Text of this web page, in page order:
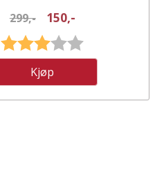
299,-
150,-
Karakter:
Kjøp